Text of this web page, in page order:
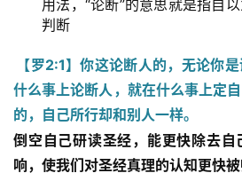
用法，“论断”的意思就是指自
判断
【罗2:1】你这论断人的，无论你
什么事上论断人，就在什么事上定
的，自己所行却和别人一样。
倒空自己研读圣经，能更快除去自
响，使我们对圣经真理的认知更快被